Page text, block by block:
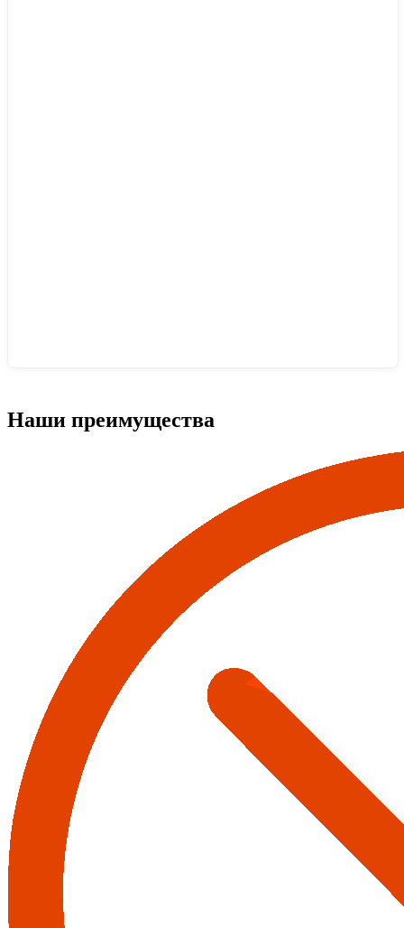
Наши преимущества